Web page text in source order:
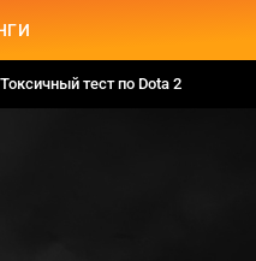
Токсичный тест по Dota 2